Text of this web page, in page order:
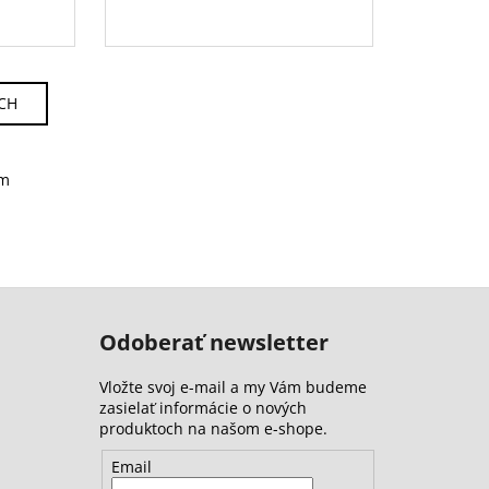
Odoberať newsletter
Vložte svoj e-mail a my Vám budeme
zasielať informácie o nových
produktoch na našom e-shope.
Email